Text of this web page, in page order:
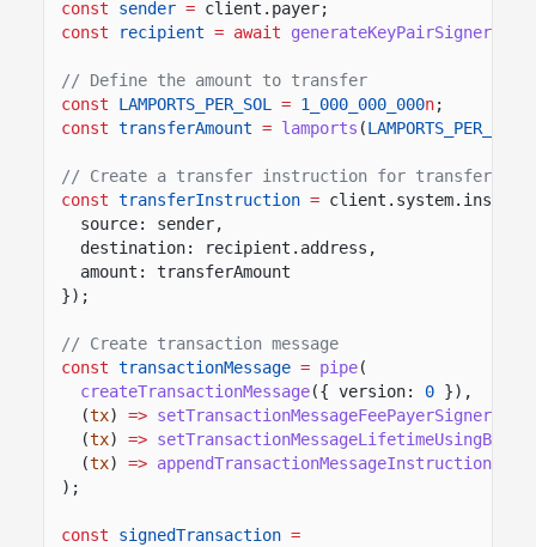
const sender = client.payer;
const
recipient = await generateKeyPairSigner
// Define the amount to transfer
const
LAMPORTS_PER_SOL = 1_000_000_000n;
const transferAmount = lamports (LAMPORTS_PER_SOL
// Create a transfer instruction for transferring
const transferInstruction =
source: sender,
destination: recipient.address,
amount: transferAmount
});
// Create transaction message
const transactionMessage = pipe(
createTransactionMessage({ version: 0 }),
(tx) => setTransactionMessageFeePayerSigner
(tx) =>
(tx) => appendTransactionMessageInstructions
);
const signedTransaction =